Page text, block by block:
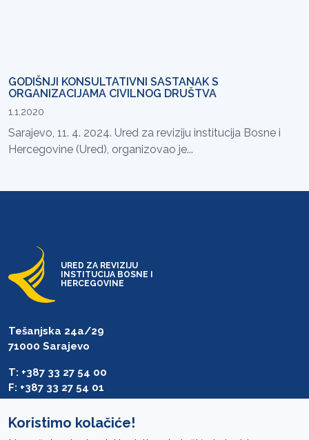
GODIŠNJI KONSULTATIVNI SASTANAK S
ORGANIZACIJAMA CIVILNOG DRUŠTVA
1.1.2020
Sarajevo, 11. 4. 2024. Ured za reviziju institucija Bosne i
Hercegovine (Ured), organizovao je...
URED ZA REVIZIJU
INSTITUCIJA BOSNE I
HERCEGOVINE
Tešanjska 24a/29
71000 Sarajevo
T: +387 33 27 54 00
F: +387 33 27 54 01
Koristimo kolačiće!